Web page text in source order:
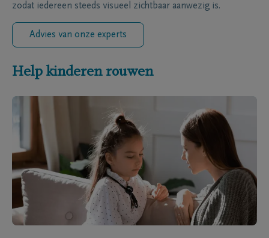
zodat iedereen steeds visueel zichtbaar aanwezig is.
Advies van onze experts
Help kinderen rouwen